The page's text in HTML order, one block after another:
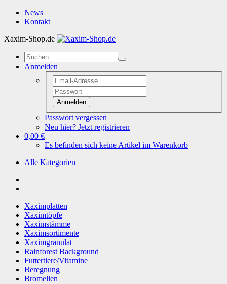
News
Kontakt
Xaxim-Shop.de
Anmelden
Anmelden
Passwort vergessen
Neu hier? Jetzt registrieren
0,00 €
Es befinden sich keine Artikel im Warenkorb
Alle Kategorien
Xaximplatten
Xaximtöpfe
Xaximstämme
Xaximsortimente
Xaximgranulat
Rainforest Background
Futtertiere/Vitamine
Beregnung
Bromelien